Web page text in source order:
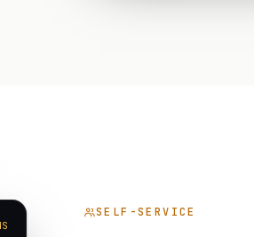
SELF-SERVICE